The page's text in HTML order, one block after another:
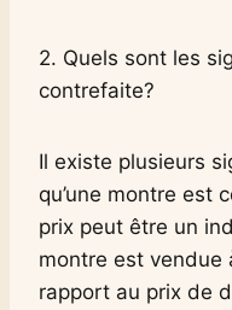
2. Quels sont les
contrefaite?
Il existe plusieurs
qu’une montre est
prix peut être un
montre est vendue
rapport au prix de